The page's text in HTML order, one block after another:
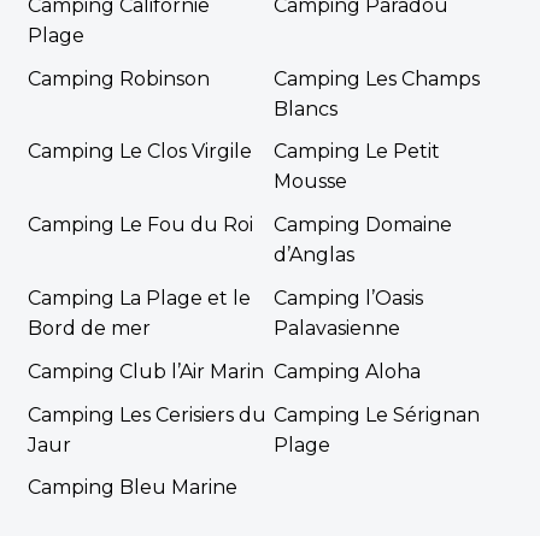
Camping Californie
Plage
Camping Paradou
Camping Robinson
Camping Les Champs
Blancs
Camping Le Clos Virgile
Camping Le Petit
Mousse
Camping Le Fou du Roi
Camping Domaine
d’Anglas
Camping La Plage et le
Bord de mer
Camping l’Oasis
Palavasienne
Camping Club l’Air Marin Camping Aloha
Camping Les Cerisiers du
Jaur
Camping Le Sérignan
Plage
Camping Bleu Marine